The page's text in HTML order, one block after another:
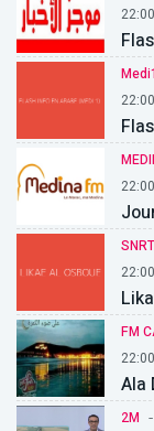
22:00
22:00
22:00
22:00
FM
22:00
Ala
2M -